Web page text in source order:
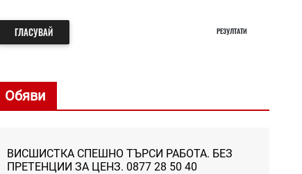
ГЛАСУВАЙ РЕЗУЛТАТИ
Обяви
ВИСШИСТКА СПЕШНО ТЪРСИ РАБОТА. БЕЗ
ПРЕТЕНЦИИ ЗА ЦЕНЗ. 0877 28 50 40